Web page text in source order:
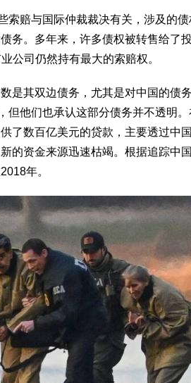
索赔与国际仲裁裁决有关，涉及的
务。多年来，许多债权被转售给了
公司仍然持有最大的索赔权。
是其双边债务，尤其是对中国的债
但他们也承认这部分债务并不透明
了数百亿美元的贷款，主要透过中
的资金来源迅速枯竭。根据追踪中
年。